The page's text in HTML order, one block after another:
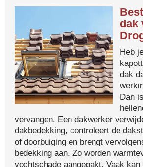
dak
Heb
dak
Dan
vervangen. Een dakwerker
dakbedekking, controleert de
of doorbuiging en brengt
bedekking aan. Zo worden
vochtschade aangepakt. Vaak